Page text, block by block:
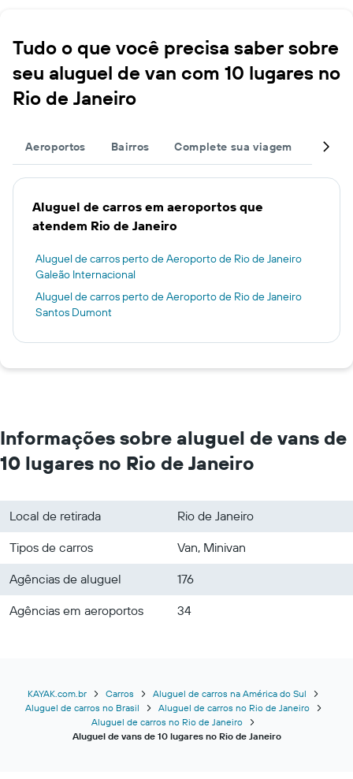
Tudo o que você precisa saber sobre
seu aluguel de van com 10 lugares no
Rio de Janeiro
Aeroportos Bairros Complete sua viagem
Aluguel de carros em aeroportos que
atendem Rio de Janeiro
Aluguel de carros perto de Aeroporto de Rio de Janeiro
Galeão Internacional
Aluguel de carros perto de Aeroporto de Rio de Janeiro
Santos Dumont
Informações sobre aluguel de vans de
10 lugares no Rio de Janeiro
Local de retirada
Rio de Janeiro
Tipos de carros
Van, Minivan
Agências de aluguel
176
Agências em aeroportos
34
KAYAK.com.br Carros
Aluguel de carros na América do Sul
Aluguel de carros no Brasil
Aluguel de carros no Rio de Janeiro
Aluguel de carros no Rio de Janeiro
Aluguel de vans de 10 lugares no Rio de Janeiro